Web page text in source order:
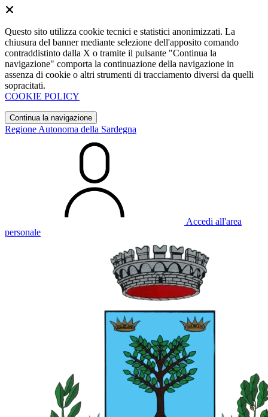
Questo sito utilizza cookie tecnici e statistici anonimizzati. La
chiusura del banner mediante selezione dell'apposito comando
contraddistinto dalla X o tramite il pulsante "Continua la
navigazione" comporta la continuazione della navigazione in
assenza di cookie o altri strumenti di tracciamento diversi da quelli
sopracitati.
COOKIE POLICY
Continua la navigazione
Regione Autonoma della Sardegna
Accedi all'area
personale